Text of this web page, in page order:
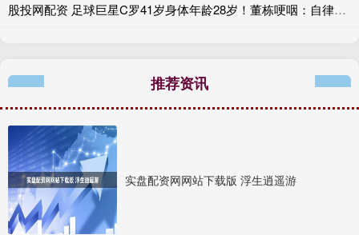
股投网配资 足球巨星C罗41岁身体年龄28岁！董栋哽咽：自律到变态的时间刺客
推荐资讯
实盘配资网网站下载版 浮生逍遥游